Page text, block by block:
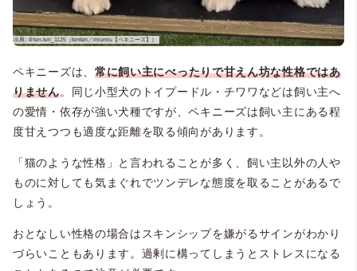
ペキニーズは、 常に飼い主にべったりで甘えん坊な性格ではあ
りません。同じ小型犬のトイプードル・チワワなどは飼い主へ
の愛情・依存が強い犬種ですが、ペキニーズは飼い主にある程
度甘えつつも適度な距離を取る傾向があります。
「猫のような性格」と言われることが多く、飼い主以外の人や
ものに対しても気まぐれでツンデレな態度を取ることがあるで
しょう。
おとなしい性格の場合はスキンシップを嫌がるサインがわかり
づらいこともあります。過剰に構ってしまうとストレスになる